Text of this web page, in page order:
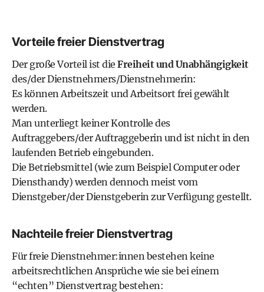
Vorteile freier Dienstvertrag
Der große Vorteil ist die Freiheit und Unabhängigkeit
des/der Dienstnehmers/Dienstnehmerin:
Es können Arbeitszeit und Arbeitsort frei gewählt
werden.
Man unterliegt keiner Kontrolle des
Auftraggebers/der Auftraggeberin und ist nicht in den
laufenden Betrieb eingebunden.
Die Betriebsmittel (wie zum Beispiel Computer oder
Diensthandy) werden dennoch meist vom
Dienstgeber/der Dienstgeberin zur Verfügung gestellt.
Nachteile freier Dienstvertrag
Für freie Dienstnehmer:innen bestehen keine
arbeitsrechtlichen Ansprüche wie sie bei einem
“echten” Dienstvertrag bestehen: